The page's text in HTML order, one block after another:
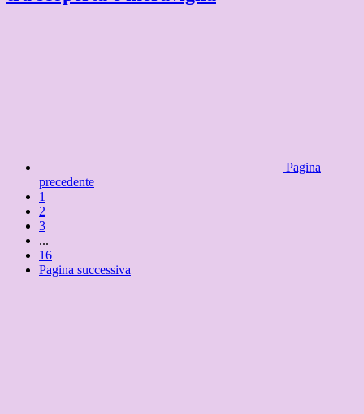
Pagina
precedente
1
2
3
...
16
Pagina successiva